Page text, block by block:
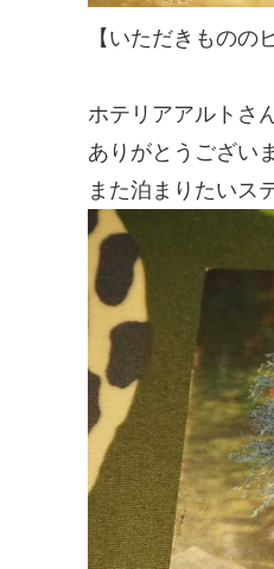
【いただきものの
ホテリアアルトさ
ありがとうござい
また泊まりたいス